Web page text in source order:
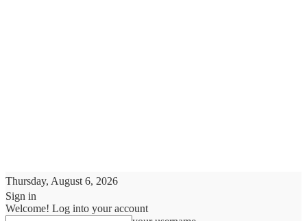
Thursday, August 6, 2026
Sign in
Welcome! Log into your account